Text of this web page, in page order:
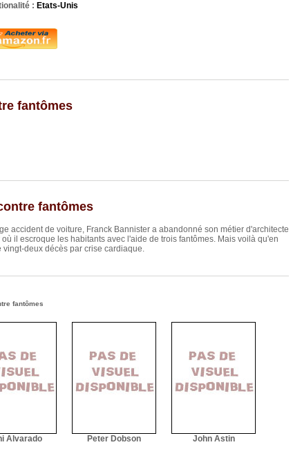
: Etats-Unis
fantômes
fantômes
accident de voiture, Franck Bannister a abandonné son métier d'architecte
il escroque les habitants avec l'aide de trois fantômes. Mais voilà qu'en
deux décès par crise cardiaque.
fantômes
Alvarado Peter Dobson John Astin